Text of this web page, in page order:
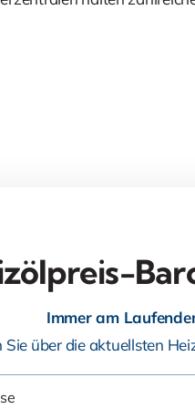
Immer am
über die aktuellsten